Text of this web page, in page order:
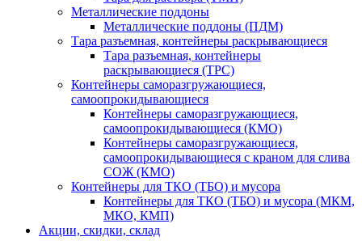
Металлические поддоны
Металлические поддоны (ПДМ)
Тара разъемная, контейнеры раскрывающиеся
Тара разъемная, контейнеры
раскрывающиеся (ТРС)
Контейнеры саморазгружающиеся,
самоопрокидывающиеся
Контейнеры саморазгружающиеся,
самоопрокидывающиеся (КМО)
Контейнеры саморазгружающиеся,
самоопрокидывающиеся с краном для слива
СОЖ (КМО)
Контейнеры для ТКО (ТБО) и мусора
Контейнеры для ТКО (ТБО) и мусора (МКМ,
МКО, КМП)
Акции, скидки, склад